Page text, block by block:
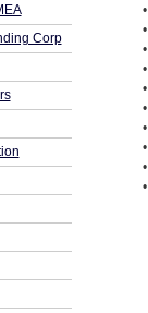
Corp
•
•
•
•
•
•
•
•
•
•